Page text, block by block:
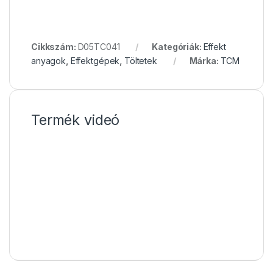
Cikkszám: D05TC041 Kategóriák: Effekt
anyagok Effektgépek Töltetek Márka: TCM
Termék videó